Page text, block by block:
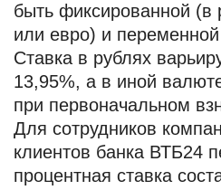
быть фиксированной (в
или евро) и
Ставка в рублях
13,95%, а в иной
при первоначальном
Для сотрудников
клиентов банка ВТБ24
процентная ставка